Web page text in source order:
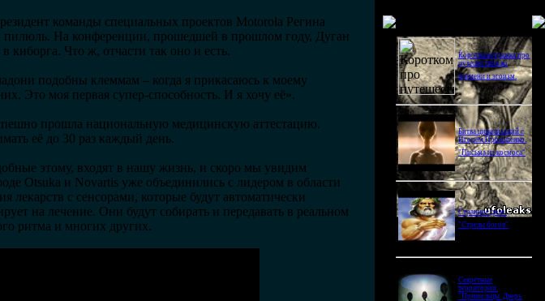
команды специальных проектов Motorola Регина
пилюль. На конференции, прошедшей в прошлом году, Дуган
киборга. Что ж, отчасти так оно и есть.
подобны клеммам – когда я прикасаюсь к моему
Это моя первая супер-способность. И я хочу её».
прошла национальную медицинскую аттестацию.
её до 30 раз каждый день.
этому, входят в нашу жизнь, и скоро мы увидим
Otsuka и Novartis уже объединились с лидером в области
лекарств с сенсорами, которые будут автоматически
на лечение. Они будут собирать и передавать в реальном
ритма и многих других.
Короткометражка про
путешествия во
времени и эгоизм.
Битва цивилизаций с
Игорем Прокопенко.
"Письма из космоса"
Странное дело.
"Стрелы богов"
Секретные
территории.
"Пришельцы. Дверь